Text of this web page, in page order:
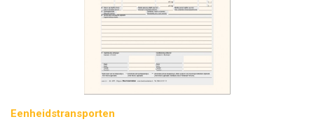
Eenheidstransporten